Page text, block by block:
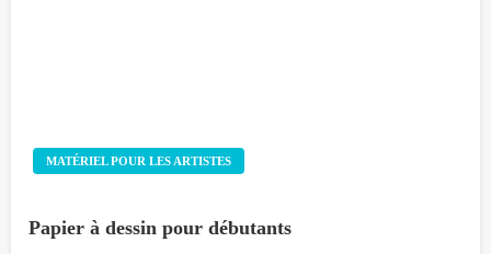
MATÉRIEL POUR LES ARTISTES
Papier à dessin pour débutants